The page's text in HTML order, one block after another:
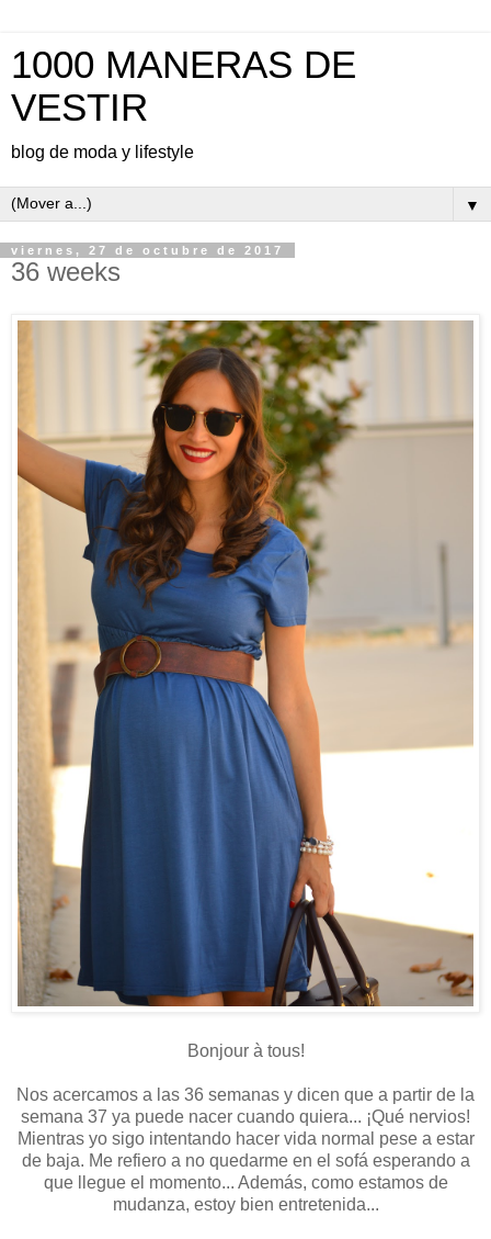
1000 MANERAS DE
VESTIR
blog de moda y lifestyle
▼
viernes, 27 de octubre de 2017
36 weeks
Bonjour à tous!
Nos acercamos a las 36 semanas y dicen que a partir de la
semana 37 ya puede nacer cuando quiera... ¡Qué nervios!
Mientras yo sigo intentando hacer vida normal pese a estar
de baja. Me refiero a no quedarme en el sofá esperando a
que llegue el momento... Además, como estamos de
mudanza, estoy bien entretenida...